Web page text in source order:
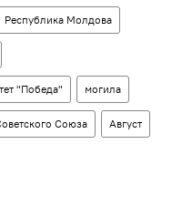
Республика Молдова
"Победа" могила
Союза Август